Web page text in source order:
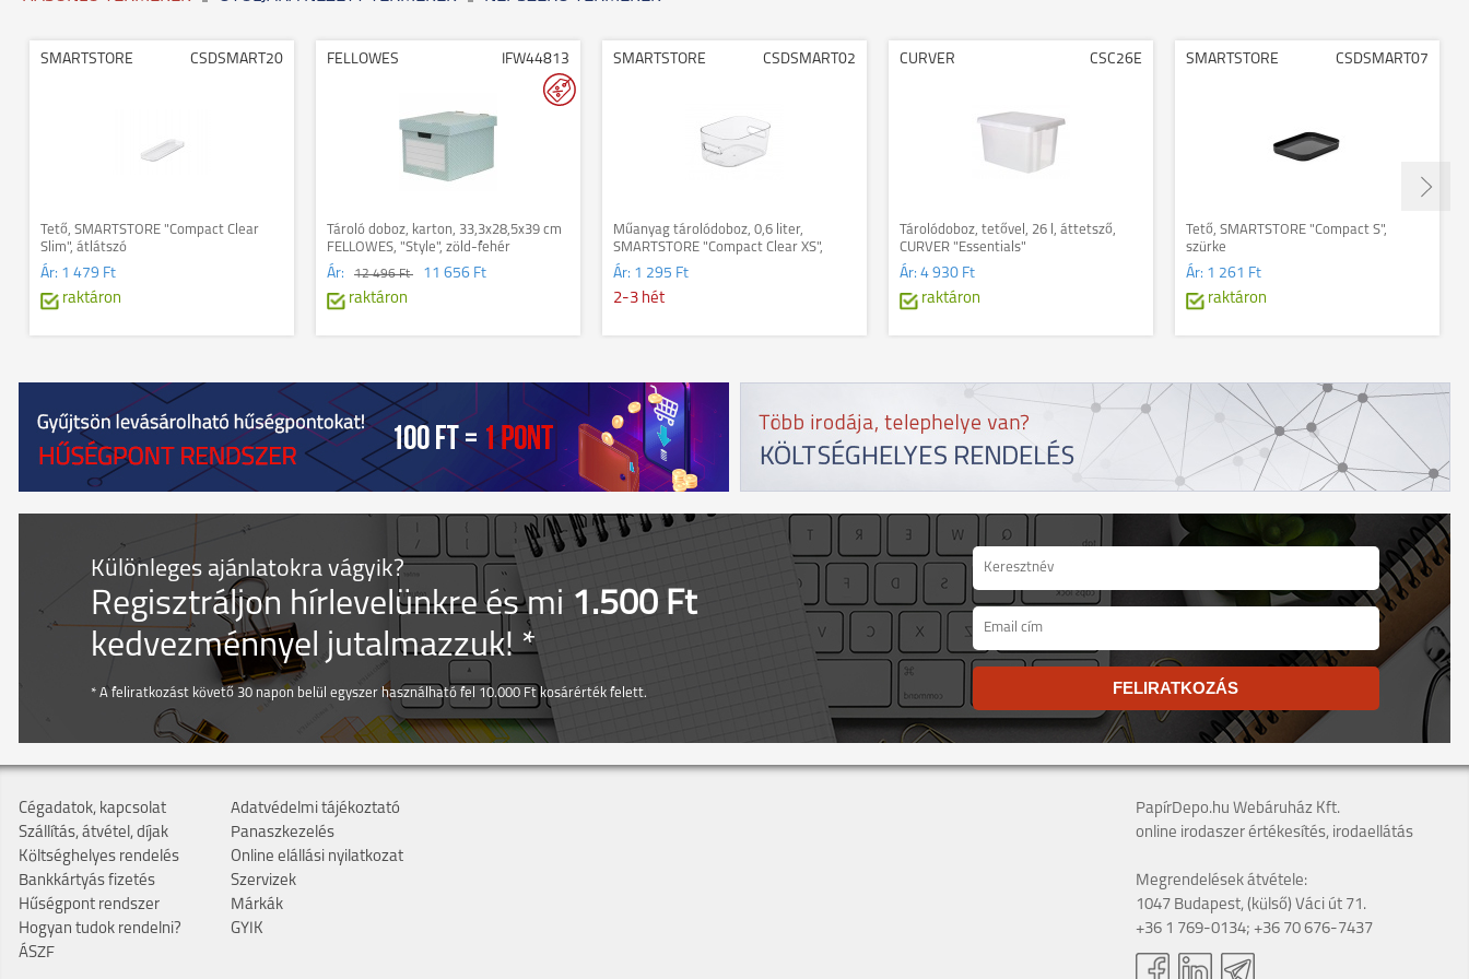
SMARTSTORE CSDSMART20
Tető, SMARTSTORE "Compact Clear
Slim", átlátszó
Ár: 1 479 Ft
raktáron
FELLOWES IFW44813
Tároló doboz, karton, 33,3x28,5x39 cm
FELLOWES, "Style", zöld-fehér
Ár: 12 496 Ft
11 656 Ft
raktáron
SMARTSTORE CSDSMART02
Műanyag tárolódoboz, 0,6 liter,
SMARTSTORE "Compact Clear XS",
átlátszó
Ár: 1 295 Ft
2-3 hét
CURVER CSC26E
Tárolódoboz, tetővel, 26 l, áttetsző,
CURVER "Essentials"
Ár: 4 930 Ft
raktáron
SMARTSTORE CSDSMART07
Tető, SMARTSTORE "Compact S",
szürke
Ár: 1 261 Ft
raktáron
Különleges ajánlatokra vágyik?
Regisztráljon hírlevelünkre és mi 1.500 Ft
kedvezménnyel jutalmazzuk! *
* A feliratkozást követő 30 napon belül egyszer használható fel 10.000 Ft kosárérték felett. FELIRATKOZÁS
Cégadatok, kapcsolat
Szállítás, átvétel, díjak
Költséghelyes rendelés
Bankkártyás fizetés
Hűségpont rendszer
Hogyan tudok rendelni?
ÁSZF
Adatvédelmi tájékoztató
Panaszkezelés
Online elállási nyilatkozat
Szervizek
Márkák
GYIK
PapírDepo.hu Webáruház Kft.
online irodaszer értékesítés, irodaellátás
Megrendelések átvétele:
1047 Budapest, (külső) Váci út 71.
+36 1 769-0134; +36 70 676-7437